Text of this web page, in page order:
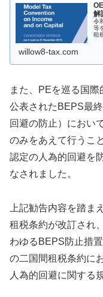
解
令
等
租
willow8-tax.com
また、PEを巡る国
公表されたBEPS最
回避の防止）におい
のみをあえて行うこ
認定の人為的回避を
なされました。
上記勧告内容を踏ま
租税条約が改訂され
わゆるBEPS防止措
の二国間租税条約に
人為的回避に関する